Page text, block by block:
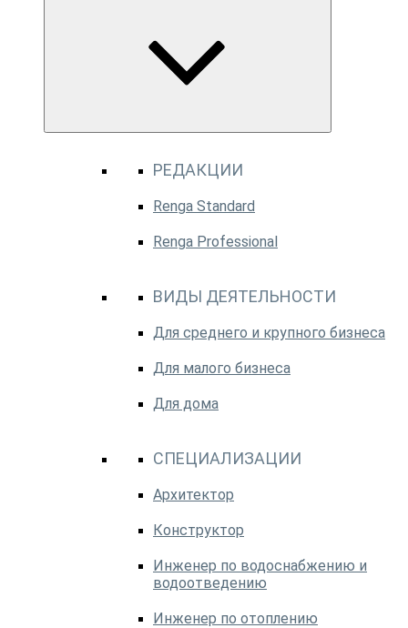
РЕДАКЦИИ
Renga Standard
Renga Professional
ВИДЫ ДЕЯТЕЛЬНОСТИ
Для среднего и крупного бизнеса
Для малого бизнеса
Для дома
СПЕЦИАЛИЗАЦИИ
Архитектор
Конструктор
Инженер по водоснабжению и
водоотведению
Инженер по отоплению